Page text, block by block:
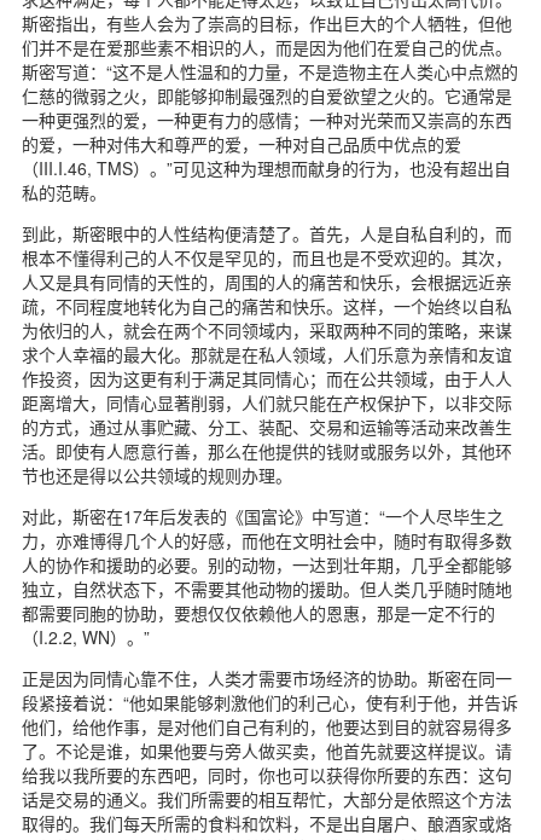
斯密指出，有些人会为了崇高的目标，作出巨大的个人牺牲，但他
们并不是在爱那些素不相识的人，而是因为他们在爱自己的优点。
斯密写道：“这不是人性温和的力量，不是造物主在人类心中点燃的
仁慈的微弱之火，即能够抑制最强烈的自爱欲望之火的。它通常是
一种更强烈的爱，一种更有力的感情；一种对光荣而又崇高的东西
的爱，一种对伟大和尊严的爱，一种对自己品质中优点的爱
（III.I.46, TMS）。”可见这种为理想而献身的行为，也没有超出自
私的范畴。
到此，斯密眼中的人性结构便清楚了。首先，人是自私自利的，而
根本不懂得利己的人不仅是罕见的，而且也是不受欢迎的。其次，
人又是具有同情的天性的，周围的人的痛苦和快乐，会根据远近亲
疏，不同程度地转化为自己的痛苦和快乐。这样，一个始终以自私
为依归的人，就会在两个不同领域内，采取两种不同的策略，来谋
求个人幸福的最大化。那就是在私人领域，人们乐意为亲情和友谊
作投资，因为这更有利于满足其同情心；而在公共领域，由于人人
距离增大，同情心显著削弱，人们就只能在产权保护下，以非交际
的方式，通过从事贮藏、分工、装配、交易和运输等活动来改善生
活。即使有人愿意行善，那么在他提供的钱财或服务以外，其他环
节也还是得以公共领域的规则办理。
对此，斯密在17年后发表的《国富论》中写道：“一个人尽毕生之
力，亦难博得几个人的好感，而他在文明社会中，随时有取得多数
人的协作和援助的必要。别的动物，一达到壮年期，几乎全都能够
独立，自然状态下，不需要其他动物的援助。但人类几乎随时随地
都需要同胞的协助，要想仅仅依赖他人的恩惠，那是一定不行的
（I.2.2, WN）。”
正是因为同情心靠不住，人类才需要市场经济的协助。斯密在同一
段紧接着说：“他如果能够刺激他们的利己心，使有利于他，并告诉
他们，给他作事，是对他们自己有利的，他要达到目的就容易得多
了。不论是谁，如果他要与旁人做买卖，他首先就要这样提议。请
给我以我所要的东西吧，同时，你也可以获得你所要的东西：这句
话是交易的通义。我们所需要的相互帮忙，大部分是依照这个方法
取得的。我们每天所需的食料和饮料，不是出自屠户、酿酒家或烙